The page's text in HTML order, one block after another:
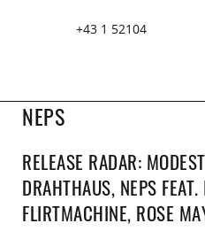
+43 1 52104
NEPS
RELEASE RADAR:
DRAHTHAUS, NEPS
FLIRTMACHINE, ROSE